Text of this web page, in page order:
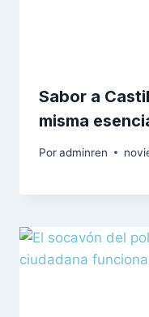
Sabor a
misma
Poradminren